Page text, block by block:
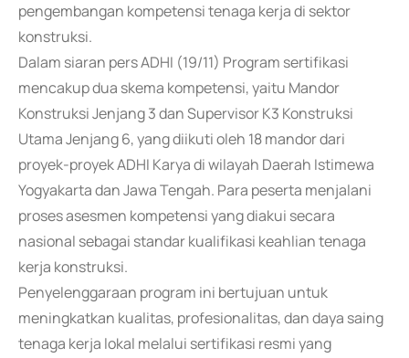
pengembangan kompetensi tenaga kerja di sektor
konstruksi.
Dalam siaran pers ADHI (19/11) Program sertifikasi
mencakup dua skema kompetensi, yaitu Mandor
Konstruksi Jenjang 3 dan Supervisor K3 Konstruksi
Utama Jenjang 6, yang diikuti oleh 18 mandor dari
proyek-proyek ADHI Karya di wilayah Daerah Istimewa
Yogyakarta dan Jawa Tengah. Para peserta menjalani
proses asesmen kompetensi yang diakui secara
nasional sebagai standar kualifikasi keahlian tenaga
kerja konstruksi.
Penyelenggaraan program ini bertujuan untuk
meningkatkan kualitas, profesionalitas, dan daya saing
tenaga kerja lokal melalui sertifikasi resmi yang